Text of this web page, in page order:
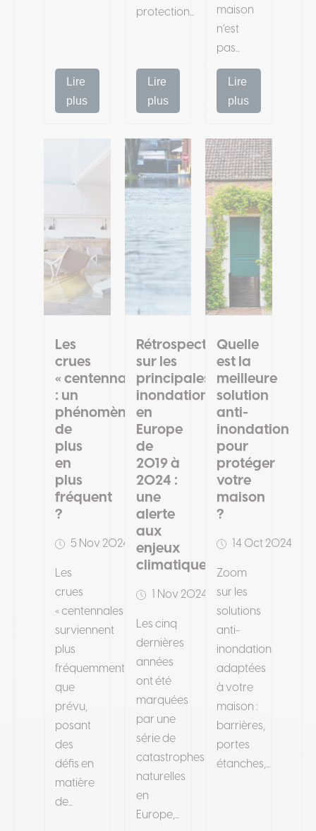
Lire
plus
protection...
Lire
plus
maison
n’est
pas...
Lire
plus
Les
crues
« centennales »
: un
phénomène
de
plus
en
plus
fréquent
?
5 Nov 2024
Les
crues
« centennales »
surviennent
plus
fréquemment
que
prévu,
posant
des
défis en
matière
de...
Rétrospective
sur les
principales
inondations
en
Europe
de
2019 à
2024 :
une
alerte
aux
enjeux
climatiques
1 Nov 2024
Les cinq
dernières
années
ont été
marquées
par une
série de
catastrophes
naturelles
en
Europe,...
Quelle
est la
meilleure
solution
anti-
inondation
pour
protéger
votre
maison
?
14 Oct 2024
Zoom
sur les
solutions
anti-
inondation
adaptées
à votre
maison :
barrières,
portes
étanches,...